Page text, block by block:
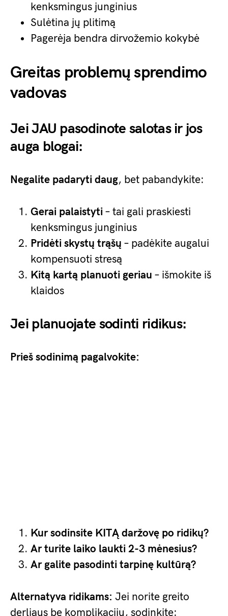
kenksmingus junginius
Sulėtina jų plitimą
Pagerėja bendra dirvožemio kokybė
Greitas problemų sprendimo
vadovas
Jei JAU pasodinote salotas ir jos
auga blogai:
Negalite padaryti daug, bet pabandykite:
Gerai palaistyti – tai gali praskiesti
kenksmingus junginius
Pridėti skystų trąšų – padėkite augalui
kompensuoti stresą
Kitą kartą planuoti geriau – išmokite iš
klaidos
Jei planuojate sodinti ridikus:
Prieš sodinimą pagalvokite:
Kur sodinsite KITĄ daržovę po ridikų?
Ar turite laiko laukti 2-3 mėnesius?
Ar galite pasodinti tarpinę kultūrą?
Alternatyva ridikams: Jei norite greito
derliaus be komplikacijų, sodinkite: